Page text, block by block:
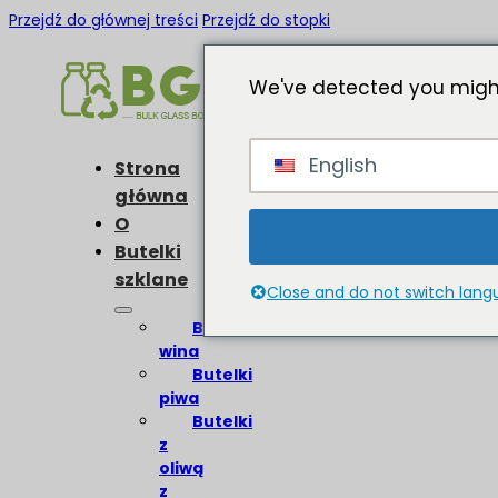
Przejdź do głównej treści Przejdź do stopki
Strona
główna
O
Butelki
szklane
Butelki
wina
Butelki
piwa
Butelki
z
oliwą
z
We've detected you
English
Close and do not switch